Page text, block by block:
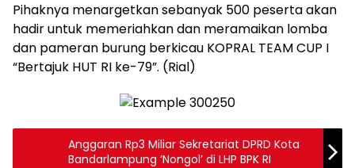
Pihaknya menargetkan sebanyak 500 peserta akan
hadir untuk memeriahkan dan meramaikan lomba
dan pameran burung berkicau KOPRAL TEAM CUP I
“Bertajuk HUT RI ke-79”. (Rial)
Anggaran Rp3 Miliar Sekretariat DPRD Kota
Bandarlampung ‘Nongol’ di LHP BPK RI